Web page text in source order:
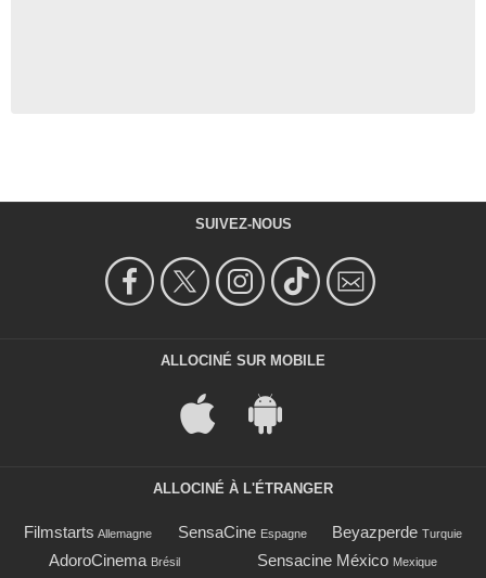
SUIVEZ-NOUS
ALLOCINÉ SUR MOBILE
ALLOCINÉ À L'ÉTRANGER
Filmstarts Allemagne SensaCine Espagne Beyazperde Turquie
AdoroCinema Brésil Sensacine México Mexique